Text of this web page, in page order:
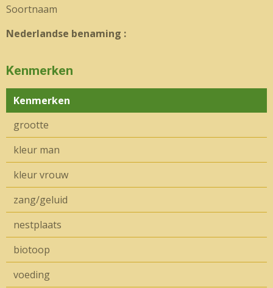
Soortnaam
Nederlandse benaming :
Kenmerken
Kenmerken
grootte
kleur man
kleur vrouw
zang/geluid
nestplaats
biotoop
voeding